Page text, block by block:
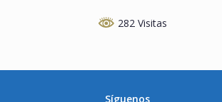
282 Visitas
Síguenos